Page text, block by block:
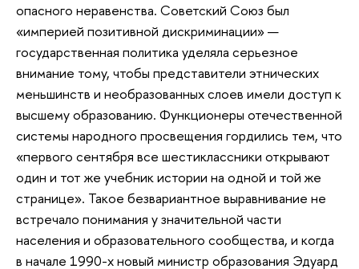
опасного неравенства. Советский Союз был
«империей позитивной дискриминации» —
государственная политика уделяла серьезное
внимание тому, чтобы представители этнических
меньшинств и необразованных слоев имели доступ к
высшему образованию. Функционеры отечественной
системы народного просвещения гордились тем, что
«первого сентября все шестиклассники открывают
один и тот же учебник истории на одной и той же
странице». Такое безвариантное выравнивание не
встречало понимания у значительной части
населения и образовательного сообщества, и когда
в начале 1990-х новый министр образования Эдуард